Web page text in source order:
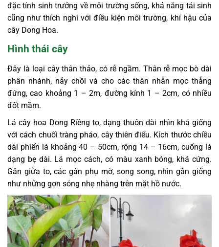
đặc tính sinh trưởng về môi trường sống, khả năng tái sinh
cũng như thích nghi với điều kiện môi trường, khí hậu của
cây Dong Hoa.
Hình thái cây
Đây là loại cây thân thảo, có rễ ngầm. Thân rễ mọc bò dài
phân nhánh, nảy chồi và cho các thân nhẵn mọc thẳng
đứng, cao khoảng 1 – 2m, đường kính 1 – 2cm, có nhiều
đốt mầm.
Lá cây hoa Dong Riềng to, dạng thuôn dài nhìn khá giống
với cách chuối tràng pháo, cây thiên điểu. Kích thước chiều
dài phiến lá khoảng 40 – 50cm, rộng 14 – 16cm, cuống lá
dạng bẹ dài. Lá mọc cách, có màu xanh bóng, khá cứng.
Gân giữa to, các gân phụ mờ, song song, nhìn gần giống
như những gợn sóng nhẹ nhàng trên mặt hồ nước.